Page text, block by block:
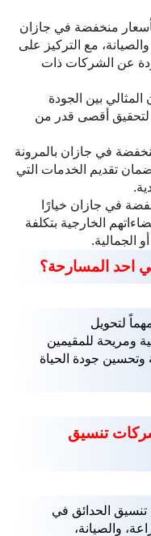
منخفضة في جازان
مع التركيز على
عن الشركات ذات
بين الجودة
لتحقيق أقصى قدر من
في جازان بالمرونة
تقديم الخدمات التي
في جازان خيارًا
الخارجية بتكلفة
الجمالية.
احد المسارحة؟
لتحويل
ومريحة للمقيمين
وتحسين جودة الحياة
تنسيق
الحدائق في
والصيانة،